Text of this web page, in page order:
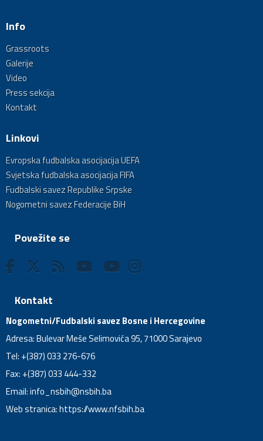
Info
Grassroots
Galerije
Video
Press sekcija
Kontakt
Linkovi
Evropska fudbalska asocijacija UEFA
Svjetska fudbalska asocijacija FIFA
Fudbalski savez Republike Srpske
Nogometni savez Federacije BiH
Povežite se
Kontakt
Nogometni/Fudbalski savez Bosne i Hercegovine
Adresa: Bulevar Meše Selimovića 95, 71000 Sarajevo
Tel: +(387) 033 276-676
Fax: +(387) 033 444-332
Email:info_nsbih@nsbih.ba
Web stranica: https://www.nfsbih.ba